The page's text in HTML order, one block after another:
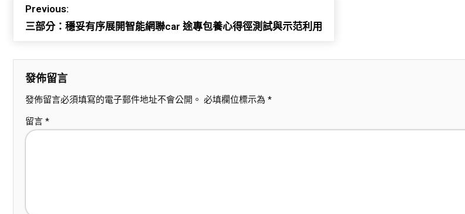
Previous:
三部分：穩妥有序展開智能網聯car 途專包養心得徑測試與示范利用
發佈留言
發佈留言必須填寫的電子郵件地址不會公開。 必填欄位標示為 *
留言 *